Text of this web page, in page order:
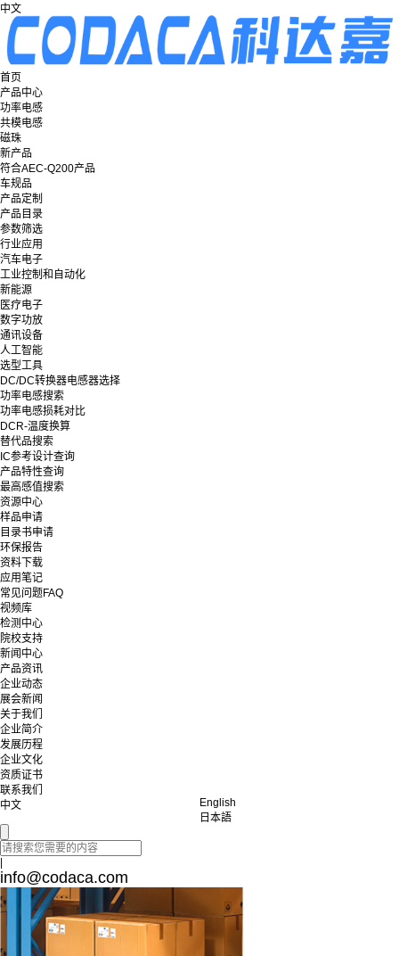
中文
首页
产品中心
功率电感
共模电感
磁珠
新产品
符合AEC-Q200产品
车规品
产品定制
产品目录
参数筛选
行业应用
汽车电子
工业控制和自动化
新能源
医疗电子
数字功放
通讯设备
人工智能
选型工具
DC/DC转换器电感器选择
功率电感搜索
功率电感损耗对比
DCR-温度换算
替代品搜索
IC参考设计查询
产品特性查询
最高感值搜索
资源中心
样品申请
目录书申请
环保报告
资料下载
应用笔记
常见问题FAQ
视频库
检测中心
院校支持
新闻中心
产品资讯
企业动态
展会新闻
关于我们
企业简介
发展历程
企业文化
资质证书
联系我们
中文
English
日本語
|
info@codaca.com